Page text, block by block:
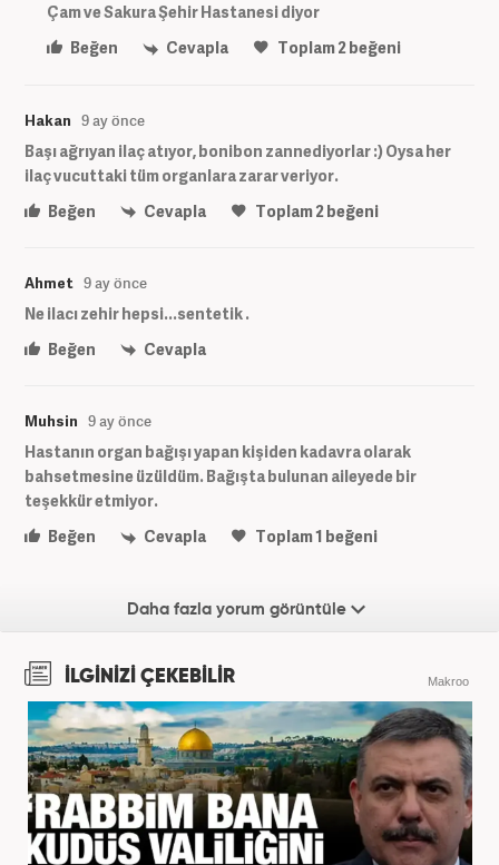
Çam ve Sakura Şehir Hastanesi diyor
Beğen
Cevapla Toplam2beğeni
Hakan 9 ay önce
Başı ağrıyan ilaç atıyor, bonibon zannediyorlar :) Oysa her
ilaç vucuttaki tüm organlara zarar veriyor.
Beğen
Cevapla Toplam2 beğeni
Ahmet 9 ay önce
Ne ilacı zehir hepsi...sentetik .
Beğen
Cevapla
Muhsin 9 ay önce
Hastanın organ bağışı yapan kişiden kadavra olarak
bahsetmesine üzüldüm. Bağışta bulunan aileyede bir
teşekkür etmiyor.
Beğen
Cevapla Toplam1 beğeni
Daha fazla yorum görüntüle
İLGİNİZİ ÇEKEBİLİR Makroo